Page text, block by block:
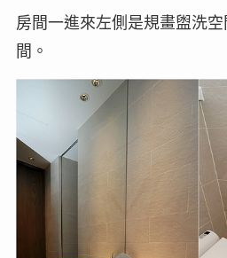
房間一進來左側是規畫盥洗
間。